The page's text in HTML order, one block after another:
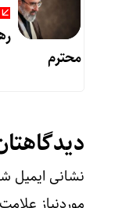
محترم
نشانی ایمیل